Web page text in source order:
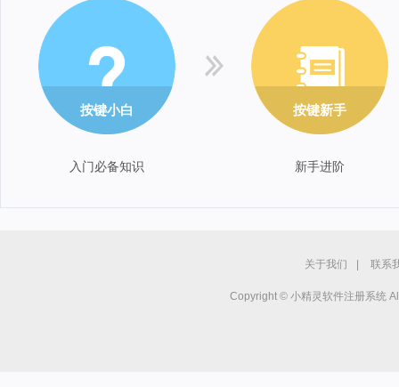
按键小白
入门必备知识
按键新手
新手进阶
关于我们 联系
Copyright © 小精灵软件注册系统